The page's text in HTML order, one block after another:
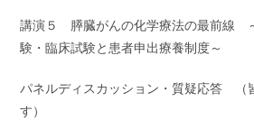
講演５ 膵臓がんの化学療法の最前線
験・臨床試験と患者申出療養制度～
パネルディスカッション・質疑応答 （
す）